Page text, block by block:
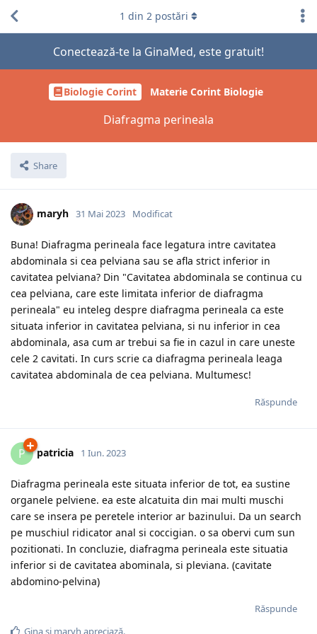
Conectează-te la GinaMed, este gratuit!
Biologie Corint Materie Corint Biologie
Diafragma perineala
Share
1 din 2 postări
maryh 31 Mai 2023 Modificat
Buna! Diafragma perineala face legatura intre cavitatea
abdominala si cea pelviana sau se afla strict inferior in
cavitatea pelviana? Din "Cavitatea abdominala se continua cu
cea pelviana, care este limitata inferior de diafragma
perineala" eu inteleg despre diafragma perineala ca este
situata inferior in cavitatea pelviana, si nu inferior in cea
abdominala, asa cum ar trebui sa fie in cazul in care uneste
cele 2 cavitati. In curs scrie ca diafragma perineala leaga
cavitatea abdominala de cea pelviana. Multumesc!
Răspunde
P patricia 1 Iun. 2023
Diafragma perineala este situata inferior de tot, ea sustine
organele pelviene. ea este alcatuita din mai multi muschi
care se insera pe peretele interior ar bazinului. Da un search
pe muschiul ridicator anal si coccigian. o sa obervi cum sun
pozitionati. In concluzie, diafragma perineala este situatia
inferior si de cavitatea abominala, si pleviana. (cavitate
abdomino-pelvina)
Răspunde
Ginași maryh apreciază.